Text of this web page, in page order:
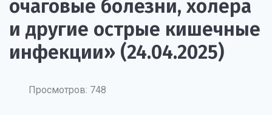
очаговые болезни, холера
и другие острые кишечные
инфекции» (24.04.2025)
Просмотров: 748